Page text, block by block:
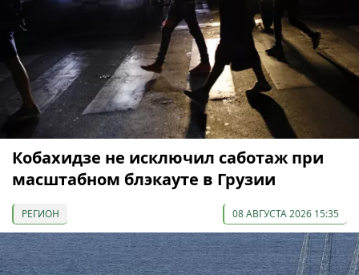
Кобахидзе не исключил саботаж при
масштабном блэкауте в Грузии
РЕГИОН 08 АВГУСТА 2026 15:35